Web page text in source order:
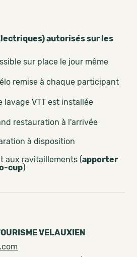
autorisés sur les
sur place le jour même
remise à chaque participant
lavage VTT est installée
restauration à l'arrivée
à disposition
aux ravitaillements (apporter
cup)
VELAUXIEN